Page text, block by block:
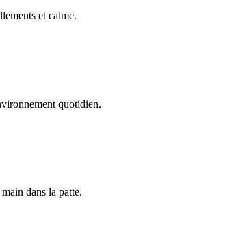
et calme.
quotidien.
dans la patte.